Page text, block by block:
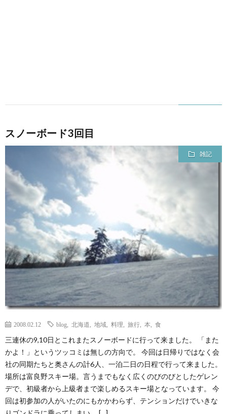
スノーボード3回目
雑記
2008.02.12 blog 北海道 地域 料理 旅行 本 食
三連休の9,10日とこれまたスノーボードに行って来ました。 「また
かよ！」というツッコミは無しの方向で。 今回は日帰りではなく会
社の同期たちと奥さんの計6人、一泊二日の日程で行って来ました。
場所は富良野スキー場。言うまでもなく広くのびのびとしたゲレン
デで、初級者から上級者まで楽しめるスキー場となっています。 今
回は初参加の人がいたのにもかかわらず、テンションだけでいきな